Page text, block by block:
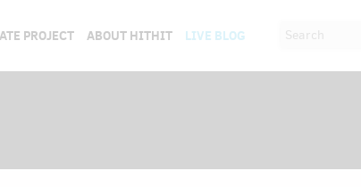
PROJECT ABOUT HITHIT LIVE BLOG